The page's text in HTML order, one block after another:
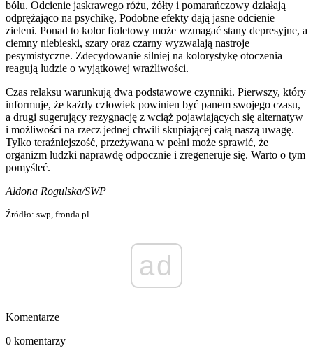
bólu. Odcienie jaskrawego różu, żółty i pomarańczowy działają
odprężająco na psychikę, Podobne efekty dają jasne odcienie
zieleni. Ponad to kolor fioletowy może wzmagać stany depresyjne, a
ciemny niebieski, szary oraz czarny wyzwalają nastroje
pesymistyczne. Zdecydowanie silniej na kolorystykę otoczenia
reagują ludzie o wyjątkowej wrażliwości.
Czas relaksu warunkują dwa podstawowe czynniki. Pierwszy, który
informuje, że każdy człowiek powinien być panem swojego czasu,
a drugi sugerujący rezygnację z wciąż pojawiających się alternatyw
i możliwości na rzecz jednej chwili skupiającej całą naszą uwagę.
Tylko teraźniejszość, przeżywana w pełni może sprawić, że
organizm ludzki naprawdę odpocznie i zregeneruje się. Warto o tym
pomyśleć.
Aldona Rogulska/SWP
Źródło: swp, fronda.pl
ad
Komentarze
0 komentarzy